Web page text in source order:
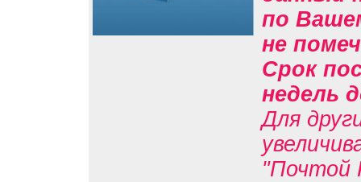
по
не
Срок
недель
Для
"Почтой